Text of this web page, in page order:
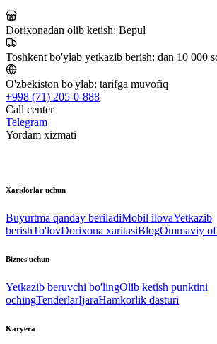
Dorixonadan olib ketish: Bepul
Toshkent bo'ylab yetkazib berish: dan 10 000
O'zbekiston bo'ylab: tarifga muvofiq
+998 (71) 205-0-888
Call center
Telegram
Yordam xizmati
Xaridorlar uchun
Buyurtma qanday beriladiMobil ilovaYetkazib
berishTo'lovDorixona xaritasiBlogOmmaviy
Biznes uchun
Yetkazib beruvchi bo'lingOlib ketish punktini
ochingTenderlarIjaraHamkorlik dasturi
Karyera